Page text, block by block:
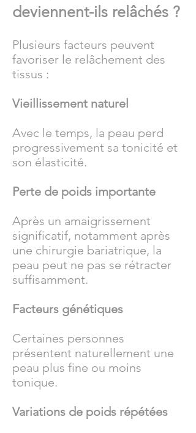
deviennent-ils relâchés ?
Plusieurs facteurs peuvent
favoriser le relâchement des
tissus :
Vieillissement naturel
Avec le temps, la peau perd
progressivement sa tonicité et
son élasticité.
Perte de poids importante
Après un amaigrissement
significatif, notamment après
une chirurgie bariatrique, la
peau peut ne pas se rétracter
suffisamment.
Facteurs génétiques
Certaines personnes
présentent naturellement une
peau plus fine ou moins
tonique.
Variations de poids répétées